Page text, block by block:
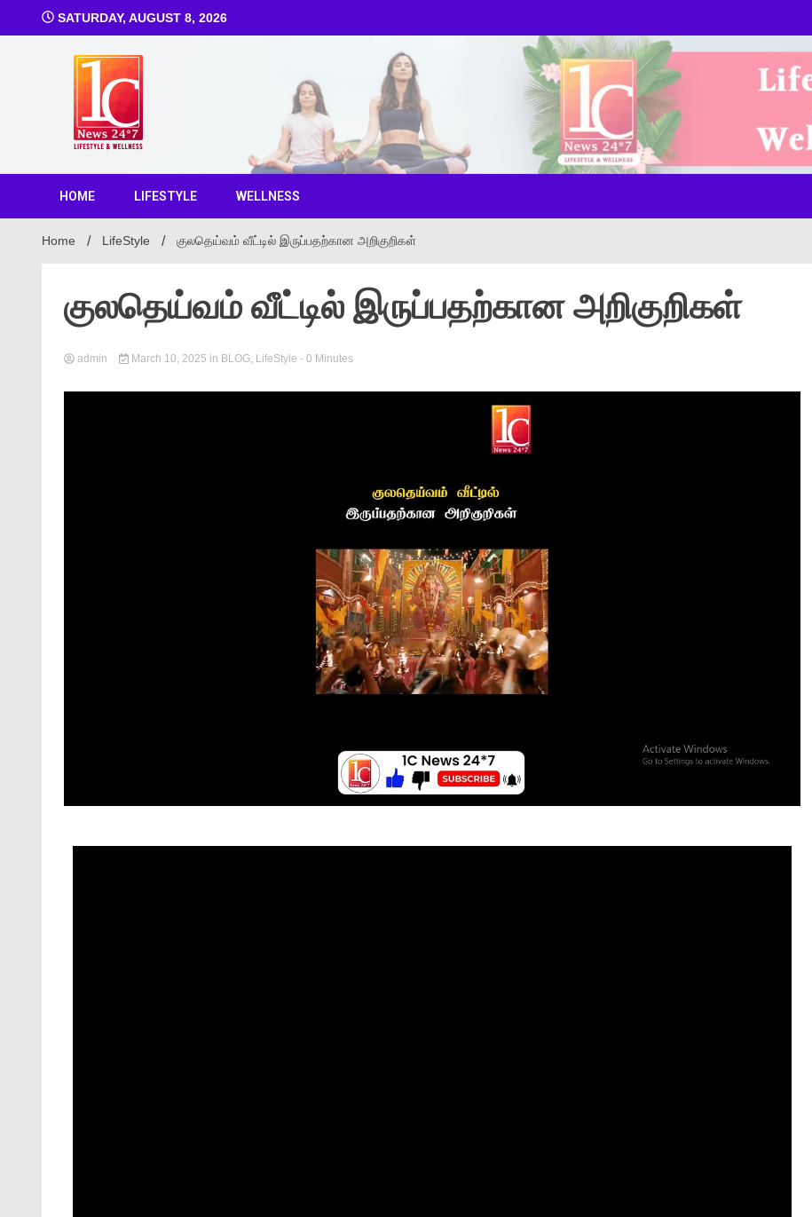
SATURDAY, AUGUST 8, 2026
1C News
HOME LIFESTYLE WELLNESS
Home LifeStyle குலதெய்வம் வீட்டில் இருப்பதற்கான அறிகுறிகள்
குலதெய்வம் வீட்டில் இருப்பதற்கான அறிகுறிகள்
admin March 10, 2025 in BLOG, LifeStyle - 0 Minutes